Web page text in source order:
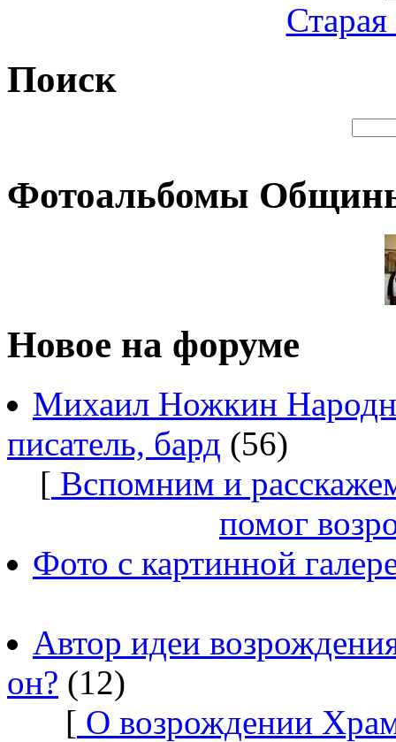
Поиск
Фотоальбомы
Новое на форуме
Михаил Ножкин
писатель, бард (56)
[ Вспомним и
помог
Фото с картинной
Автор идеи
он? (12)
[ О возрождении